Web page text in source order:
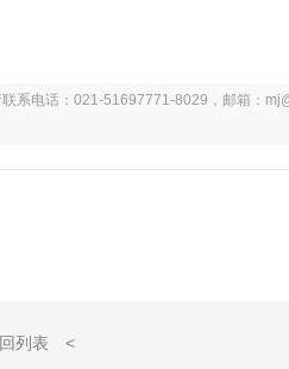
系电话：021-51697771-8029，邮箱：
列表 <